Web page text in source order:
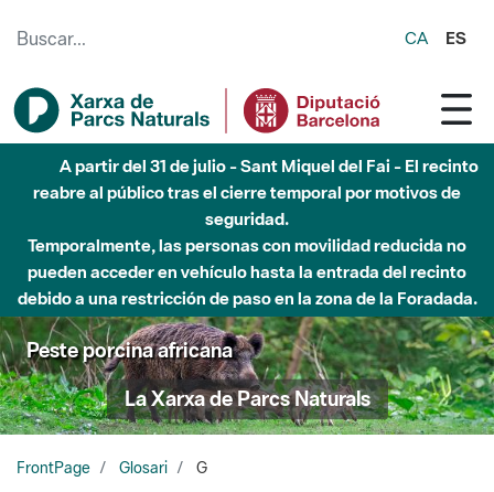
CA ES
A partir del 31 de julio - Sant Miquel del Fai - El recinto
reabre al público tras el cierre temporal por motivos de
seguridad.
Temporalmente, las personas con movilidad reducida no
pueden acceder en vehículo hasta la entrada del recinto
debido a una restricción de paso en la zona de la Foradada.
Peste porcina africana
La Xarxa de Parcs Naturals
FrontPage Glosari G